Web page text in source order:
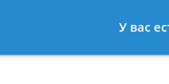
8 812 509-27-47
У вас